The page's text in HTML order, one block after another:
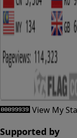
View My
Supported by